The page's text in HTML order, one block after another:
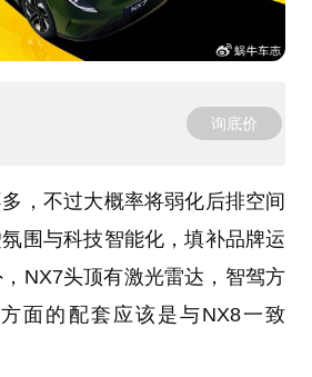
询底价
，不过大概率将弱化后排空间
围与科技智能化，填补品牌运
NX7头顶有激光雷达，智驾方
面的配套应该是与NX8一致